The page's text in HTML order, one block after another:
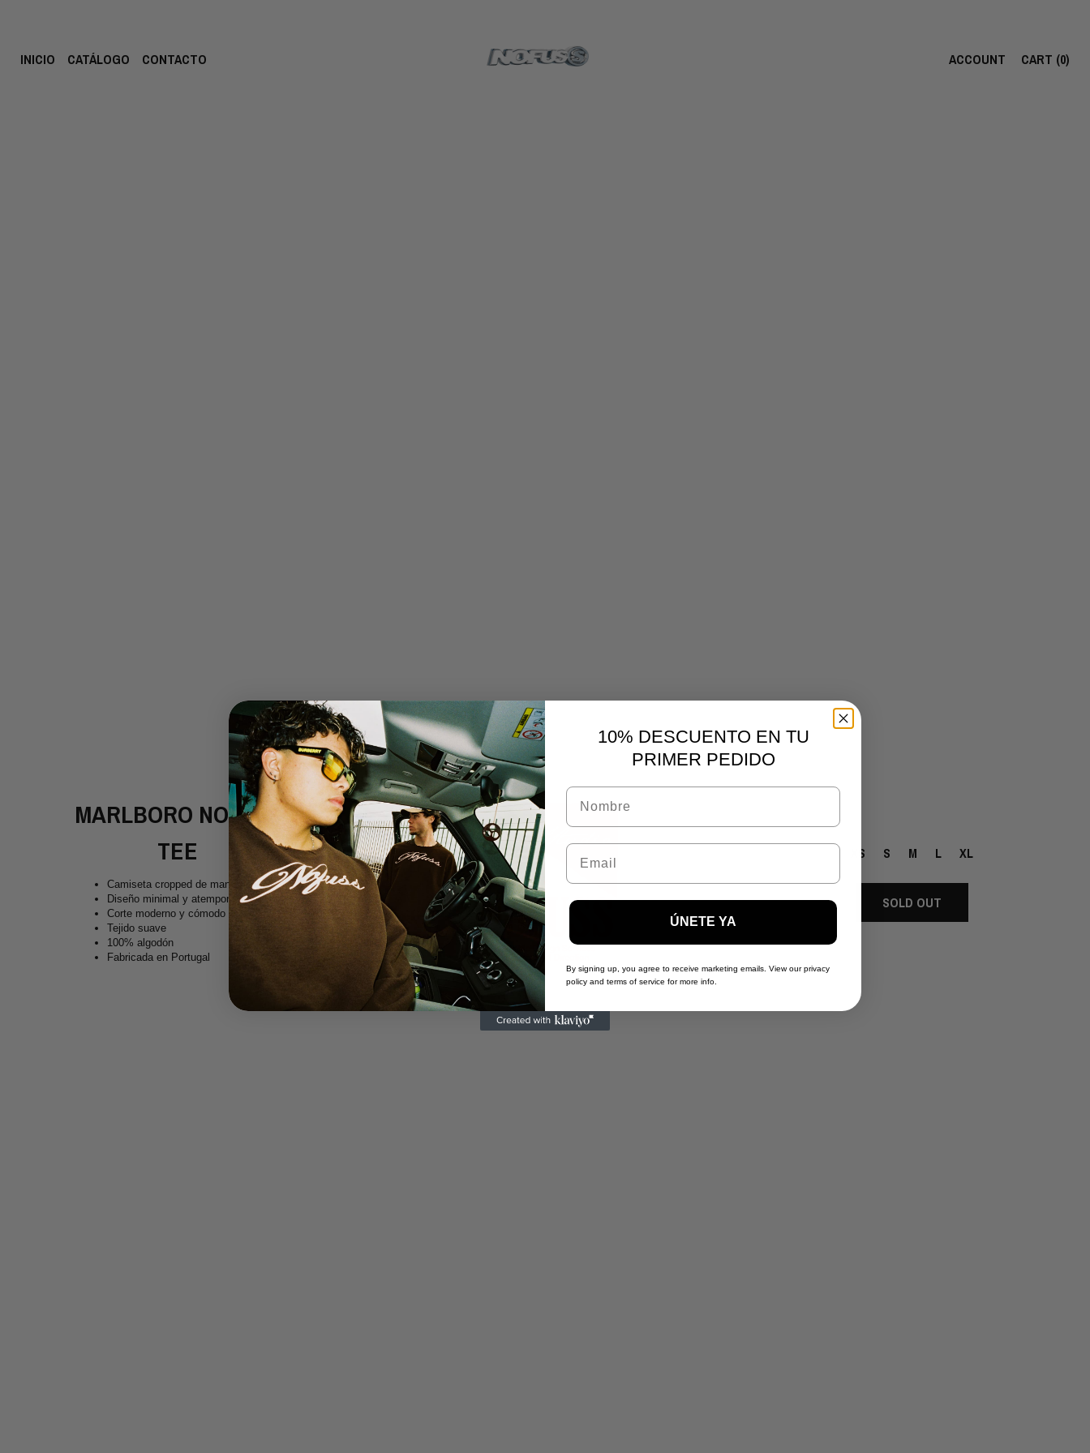
INICIO CATÁLOGO CONTACTO ACCOUNT CART (0)
MARLBORO NOFUSS
TEE
Camiseta cropped de manga corta
Diseño minimal y atemporal
Corte moderno y cómodo
Tejido suave
100% algodón
Fabricada en Portugal
XS S M L XL
SOLD OUT
10% DESCUENTO EN TU
PRIMER PEDIDO
NOMBRE
CORREO
ÚNETE YA
By signing up, you agree to receive marketing emails. View our privacy
policy and terms of service for more info.